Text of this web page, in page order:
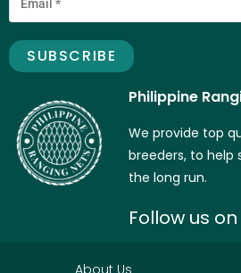
Philippine
We provide top
breeders, to help
the long run.
Follow us on
About Us